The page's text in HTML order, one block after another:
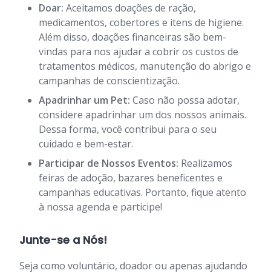
Doar: Aceitamos doações de ração,
medicamentos, cobertores e itens de higiene.
Além disso, doações financeiras são bem-
vindas para nos ajudar a cobrir os custos de
tratamentos médicos, manutenção do abrigo e
campanhas de conscientização.
Apadrinhar um Pet: Caso não possa adotar,
considere apadrinhar um dos nossos animais.
Dessa forma, você contribui para o seu
cuidado e bem-estar.
Participar de Nossos Eventos: Realizamos
feiras de adoção, bazares beneficentes e
campanhas educativas. Portanto, fique atento
à nossa agenda e participe!
Junte-se a Nós!
Seja como voluntário, doador ou apenas ajudando